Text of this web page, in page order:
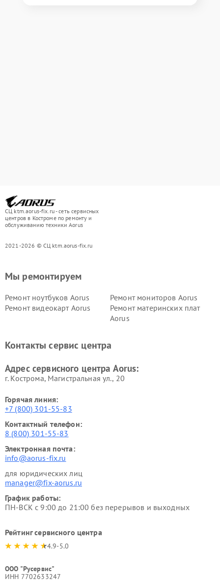
СЦ ktm.aorus-fix.ru - сеть сервисных
центров в Костроме по ремонту и
обслуживанию техники Aorus
2021-2026 © СЦ ktm.aorus-fix.ru
Мы ремонтируем
Ремонт ноутбуков Aorus
Ремонт мониторов Aorus
Ремонт видеокарт Aorus
Ремонт материнских плат
Aorus
Контакты сервис центра
Адрес сервисного центра Aorus:
г. Кострома, Магистральная ул., 20
Горячая линия:
+7 (800) 301-55-83
Контактный телефон:
8 (800) 301-55-83
Электронная почта:
info@aorus-fix.ru
для юридических лиц
manager@fix-aorus.ru
График работы:
ПН-ВСК с 9:00 до 21:00 без перерывов и выходных
Рейтинг сервисного центра
4.9-5.0
ООО "Русервис"
ИНН 7702633247